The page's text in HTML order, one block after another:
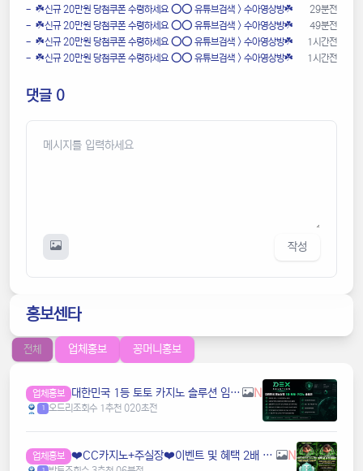
- ☘️️신규 20만원 당첨쿠폰 수령하세요 ⭕️⭕️ 유튜브검색 > 수아영상방☘️
29분전
- ☘️️신규 20만원 당첨쿠폰 수령하세요 ⭕️⭕️ 유튜브검색 > 수아영상방☘️
49분전
- ☘️️신규 20만원 당첨쿠폰 수령하세요 ⭕️⭕️ 유튜브검색 > 수아영상방☘️
1시간전
- ☘️️신규 20만원 당첨쿠폰 수령하세요 ⭕️⭕️ 유튜브검색 > 수아영상방☘️
1시간전
댓글 0
작성
홍보센타
전체 업체홍보 꽁머니홍보
업체홍보 ️대한민국️ 1등 토토 카지노 솔루션 임대 전문 N
1 오드리조회수 1추천 020초전
업체홍보 ❤️CC️카지노+주실장❤️이벤트 및 혜택 2배 (중복⭕️)❤️탄탄한 자본, 무사고 ✅빠른충환✅ N